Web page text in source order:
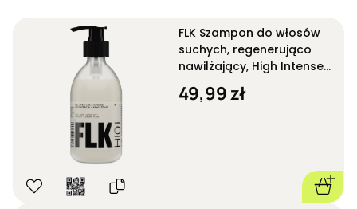
FLK Szampon do włosów
suchych, regenerująco
nawilżający, High Intense
One HI01 280 ml
49,99 zł